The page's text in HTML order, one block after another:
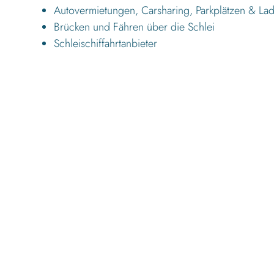
Autovermietungen, Carsharing, Parkplätzen &
Brücken und Fähren über die Schlei
Schleischiffahrtanbieter